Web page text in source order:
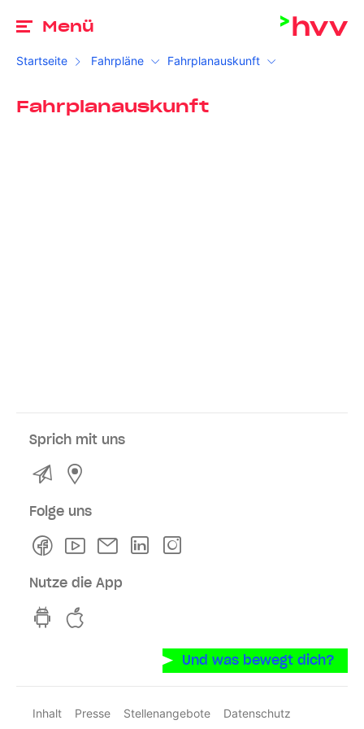
Menü
Startseite Fahrpläne Fahrplanauskunft
Fahrplanauskunft
Sprich mit uns
Kontakt
Folge uns
FacebookYoutubeNewsletterLinkedln
Nutze die App
hvv switch App auf GooglePlay
Und was bewegt dich?
Inhalt Presse Stellenangebote
Datenschutz